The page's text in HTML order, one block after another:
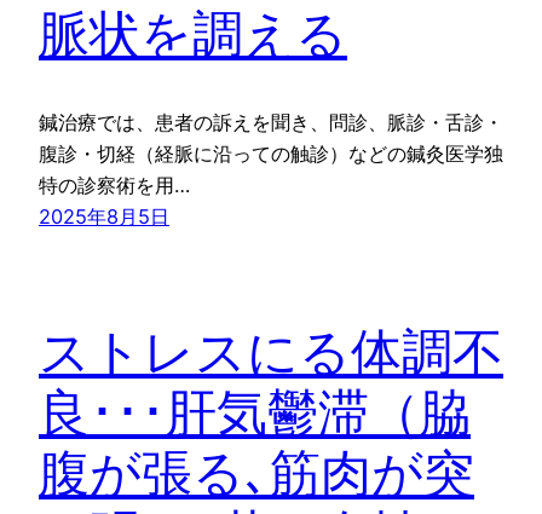
脈状を調える
鍼治療では、患者の訴えを聞き、問診、脈診・舌診・
腹診・切経（経脈に沿っての触診）などの鍼灸医学独
特の診察術を用…
2025年8月5日
ストレスにる体調不
良･･･肝気鬱滞（脇
腹が張る､筋肉が突